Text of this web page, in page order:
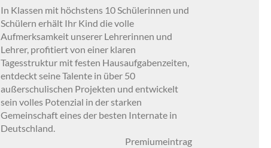
In Klassen mit höchstens 10 Schülerinnen und
Schülern erhält Ihr Kind die volle
Aufmerksamkeit unserer Lehrerinnen und
Lehrer, profitiert von einer klaren
Tagesstruktur mit festen Hausaufgabenzeiten,
entdeckt seine Talente in über 50
außerschulischen Projekten und entwickelt
sein volles Potenzial in der starken
Gemeinschaft eines der besten Internate in
Deutschland.
Premiumeintrag